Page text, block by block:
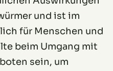
und ist im
für Menschen und
beim Umgang mit
sein, um